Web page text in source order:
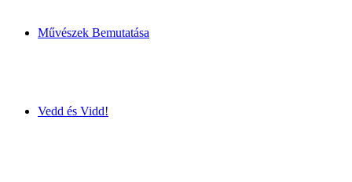
Művészek Bemutatása
Vedd és Vidd!